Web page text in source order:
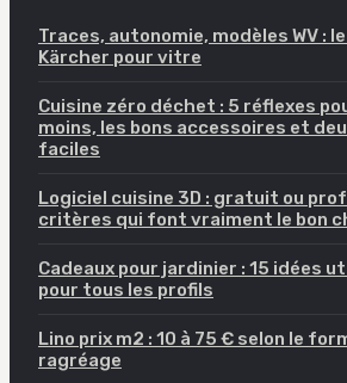
Traces, autonomie, modèles WV :
Kärcher pour vitre
Cuisine zéro déchet : 5 réflexes
moins, les bons accessoires et
faciles
Logiciel cuisine 3D : gratuit ou
critères qui font vraiment le bon
Cadeaux pour jardinier : 15 idées
pour tous les profils
Lino prix m2 : 10 à 75 € selon le
ragréage